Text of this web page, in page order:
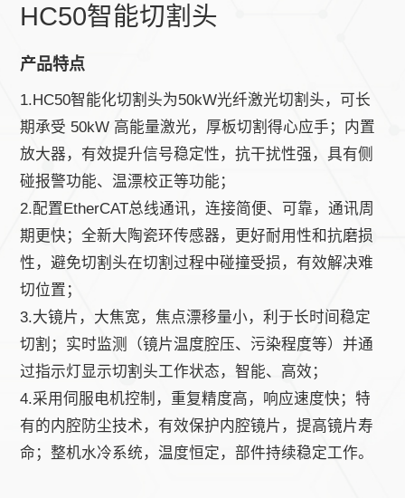
HC50智能切割头
产品特点
1.HC50智能化切割头为50kW光纤激光切割头，可长
期承受 50kW 高能量激光，厚板切割得心应手；内置
放大器，有效提升信号稳定性，抗干扰性强，具有侧
碰报警功能、温漂校正等功能；
2.配置EtherCAT总线通讯，连接简便、可靠，通讯周
期更快；全新大陶瓷环传感器，更好耐用性和抗磨损
性，避免切割头在切割过程中碰撞受损，有效解决难
切位置；
3.大镜片，大焦宽，焦点漂移量小，利于长时间稳定
切割；实时监测（镜片温度腔压、污染程度等）并通
过指示灯显示切割头工作状态，智能、高效；
4.采用伺服电机控制，重复精度高，响应速度快；特
有的内腔防尘技术，有效保护内腔镜片，提高镜片寿
命；整机水冷系统，温度恒定，部件持续稳定工作。